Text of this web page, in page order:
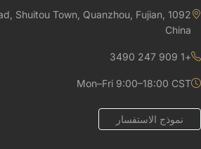
Road, Shuitou Town, Quanzhou, Fujian,
China
+1 909 247 3490
Mon–Fri 9:00–18:00 CST
نموذج الاستفسار